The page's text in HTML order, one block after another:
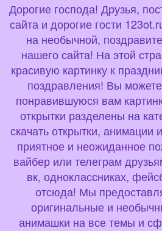
Дорогие господа! Друзья,
сайта и дорогие гости
на необычной,
нашего сайта! На этой
красивую картинку к
поздравления! Вы
понравившуюся вам
открытки разделены на
скачать открытки, анимации
приятное и неожиданное
вайбер или телеграм
вк, одноклассниках,
отсюда! Мы
оригинальные и
анимашки на все темы и